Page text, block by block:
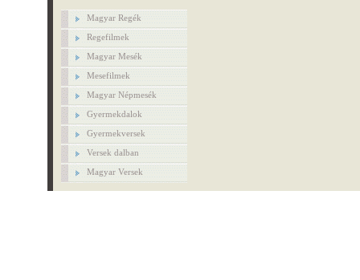
Magyar Regék
Regefilmek
Magyar Mesék
Mesefilmek
Magyar Népmesék
Gyermekdalok
Gyermekversek
Versek dalban
Magyar Versek